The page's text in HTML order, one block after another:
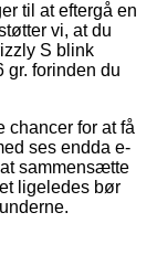
til at eftergå en
vi, at du
S blink
gr. forinden du
chancer for at få
ses endda e-
sammensætte
ligeledes bør